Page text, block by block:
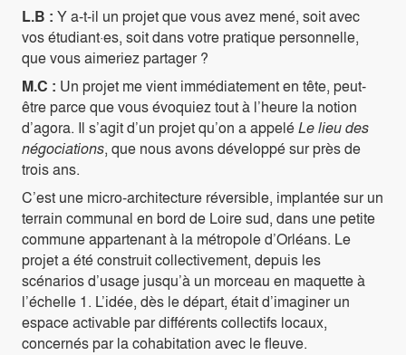
L.B : Y a-t-il un projet que vous avez mené, soit avec
vos étudiant·es, soit dans votre pratique personnelle,
que vous aimeriez partager ?
M.C : Un projet me vient immédiatement en tête, peut-
être parce que vous évoquiez tout à l’heure la notion
d’agora. Il s’agit d’un projet qu’on a appeléLe lieu des
négociations, que nous avons développé sur près de
trois ans.
C’est une micro-architecture réversible, implantée sur un
terrain communal en bord de Loire sud, dans une petite
commune appartenant à la métropole d’Orléans. Le
projet a été construit collectivement, depuis les
scénarios d’usage jusqu’à un morceau en maquette à
l’échelle 1. L’idée, dès le départ, était d’imaginer un
espace activable par différents collectifs locaux,
concernés par la cohabitation avec le fleuve.